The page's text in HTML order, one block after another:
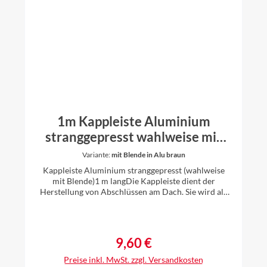
1m Kappleiste Aluminium
stranggepresst wahlweise mit
Blende und Verbinder
Variante:mit Blende in Alu braun
Kappleiste Aluminium stranggepresst (wahlweise
mit Blende)1 m langDie Kappleiste dient der
Herstellung von Abschlüssen am Dach. Sie wird als
einsetzbar ist.Wahlweise ist diese Kappleiste mit
passenden Blenden erhältlich.Nach anbringen der
Regulärer Preis:
9,60 €
Preise inkl. MwSt. zzgl. Versandkosten